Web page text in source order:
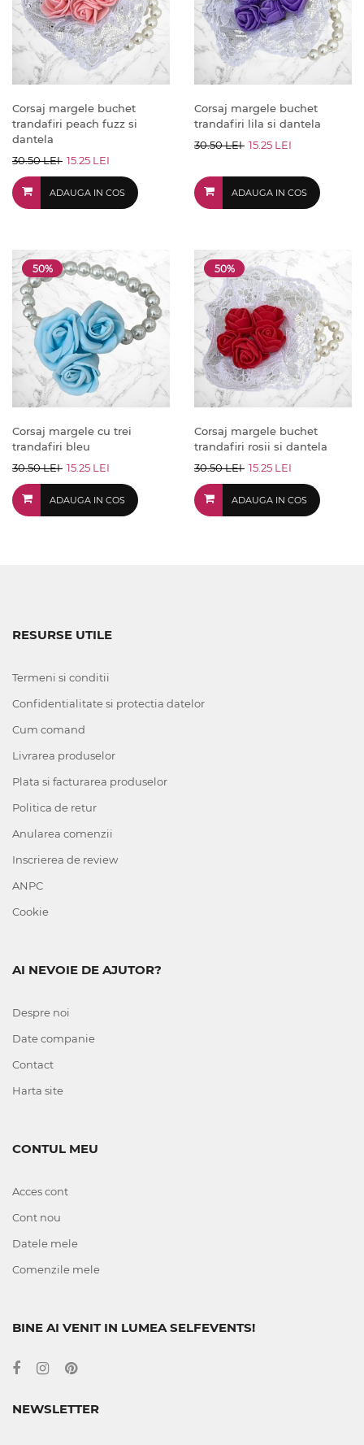
Corsaj margele buchet
trandafiri peach fuzz si
dantela
30.50 LEI 15.25 LEI
ADAUGA IN COS
Corsaj margele buchet
trandafiri lila si dantela
30.50 LEI 15.25 LEI
ADAUGA IN COS
50%
Corsaj margele cu trei
trandafiri bleu
30.50 LEI 15.25 LEI
ADAUGA IN COS
50%
Corsaj margele buchet
trandafiri rosii si dantela
30.50 LEI 15.25 LEI
ADAUGA IN COS
RESURSE UTILE
Termeni si conditii
Confidentialitate si protectia datelor
Cum comand
Livrarea produselor
Plata si facturarea produselor
Politica de retur
Anularea comenzii
Inscrierea de review
ANPC
Cookie
AI NEVOIE DE AJUTOR?
Despre noi
Date companie
Contact
Harta site
CONTUL MEU
Acces cont
Cont nou
Datele mele
Comenzile mele
BINE AI VENIT IN LUMEA SELFEVENTS!
NEWSLETTER